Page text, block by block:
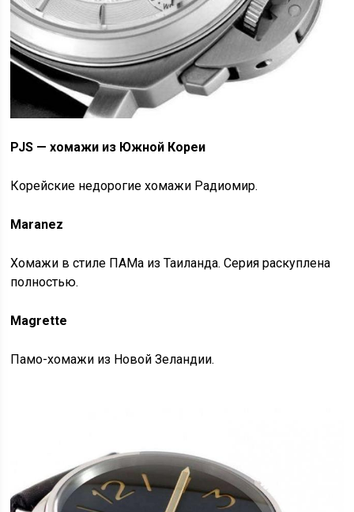
PJS — хомажи из Южной Кореи
Корейские недорогие хомажи Радиомир.
Maranez
Хомажи в стиле ПАМа из Таиланда. Серия раскуплена
полностью.
Magrette
Памо-хомажи из Новой Зеландии.